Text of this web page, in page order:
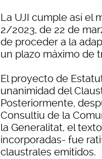
La UJI cumple así el
2/2023, de 22 de
de proceder a la
un plazo máximo de
El proyecto de
unanimidad del
Posteriormente,
Consultiu de la
la Generalitat, el
incorporadas- fue
claustrales emitidos.